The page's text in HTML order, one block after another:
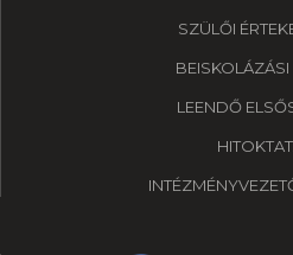
SZÜLŐI
BEISKOLÁZÁSI
LEENDŐ